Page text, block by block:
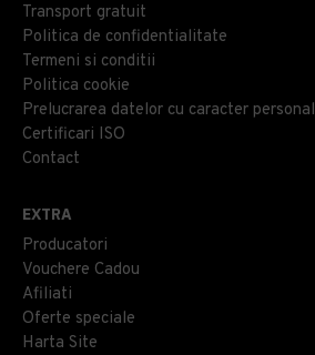
Transport gratuit
Politica de confidentialitate
Termeni si conditii
Politica cookie
Prelucrarea datelor cu caracter personal
Certificari ISO
Contact
EXTRA
Producatori
Vouchere Cadou
Afiliati
Oferte speciale
Harta Site